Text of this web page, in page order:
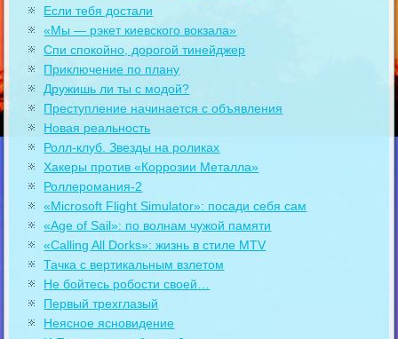
Если тебя достали
«Мы — рэкет киевского вокзала»
Спи спокойно, дорогой тинейджер
Приключение по плану
Дружишь ли ты с модой?
Преступление начинается с объявления
Новая реальность
Ролл-клуб. Звезды на роликах
Хакеры против «Коррозии Металла»
Роллеромания-2
«Microsoft Flight Simulator»: посади себя сам
«Age of Sail»: по волнам чужой памяти
«Calling All Dorks»: жизнь в стиле MTV
Тачка с вертикальным взлетом
Не бойтесь робости своей…
Первый трехглазый
Неясное ясновидение